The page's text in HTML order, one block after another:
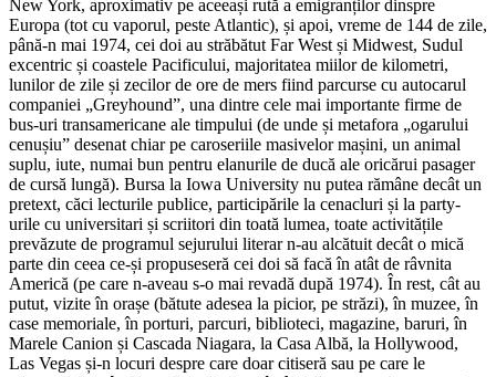
New York, aproximativ pe aceeași rută a emigranților dinspre
Europa (tot cu vaporul, peste Atlantic), și apoi, vreme de 144 de zile,
până-n mai 1974, cei doi au străbătut Far West și Midwest, Sudul
excentric și coastele Pacificului, majoritatea miilor de kilometri,
lunilor de zile și zecilor de ore de mers fiind parcurse cu autocarul
companiei „Greyhound”, una dintre cele mai importante firme de
bus-uri transamericane ale timpului (de unde și metafora „ogarului
cenușiu” desenat chiar pe caroseriile masivelor mașini, un animal
suplu, iute, numai bun pentru elanurile de ducă ale oricărui pasager
de cursă lungă). Bursa la Iowa University nu putea rămâne decât un
pretext, căci lecturile publice, participările la cenacluri și la party-
urile cu universitari și scriitori din toată lumea, toate activitățile
prevăzute de programul sejurului literar n-au alcătuit decât o mică
parte din ceea ce-și propuseseră cei doi să facă în atât de râvnita
Americă (pe care n-aveau s-o mai revadă după 1974). În rest, cât au
putut, vizite în orașe (bătute adesea la picior, pe străzi), în muzee, în
case memoriale, în porturi, parcuri, biblioteci, magazine, baruri, în
Marele Canion și Cascada Niagara, la Casa Albă, la Hollywood,
Las Vegas și-n locuri despre care doar citiseră sau pe care le